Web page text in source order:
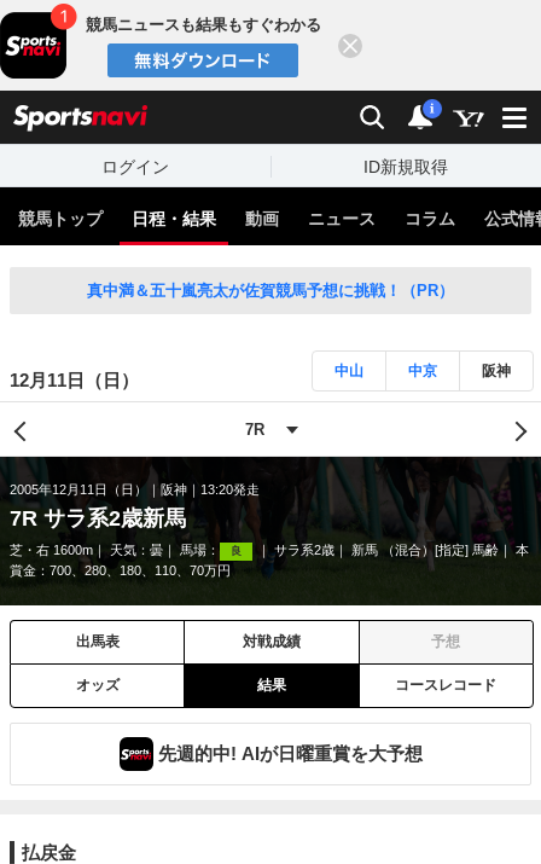
競馬ニュースも結果もすぐわかる
検索 通知
i
ログイン ID新規取得
競馬トップ 日程・結果 動画 ニュース コラム 公式情
真中満＆五十嵐亮太が佐賀競馬予想に挑戦！（PR）
12月11日（日） 中山 中京 阪神
2005年12月11日（日） 阪神 13:20発走
7R サラ系2歳新馬
芝・右 1600m 天気： 曇 馬場： 良 サラ系2歳 新馬 （混合）[指定] 馬齢
本
賞金：700、280、180、110、70万円
出馬表 対戦成績 予想
オッズ 結果 コースレコード
先週的中! AIが日曜重賞を大予想
払戻金